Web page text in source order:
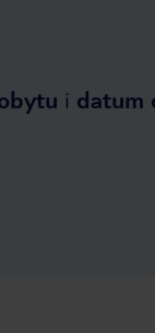
i datum